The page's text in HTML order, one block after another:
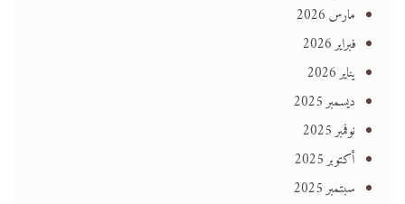
مارس 2026
فبراير 2026
يناير 2026
ديسمبر 2025
نوفمبر 2025
أكتوبر 2025
سبتمبر 2025